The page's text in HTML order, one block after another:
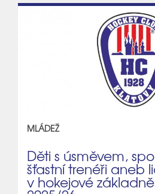
MLÁDEŽ
Děti s úsměvem,
šťastní trenéři aneb
v hokejové